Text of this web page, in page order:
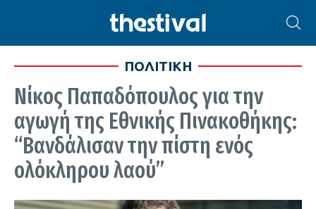
ΠΟΛΙΤΙΚΗ
Νίκος Παπαδόπουλος για την
αγωγή της Εθνικής Πινακοθήκης:
“Βανδάλισαν την πίστη ενός
ολόκληρου λαού”